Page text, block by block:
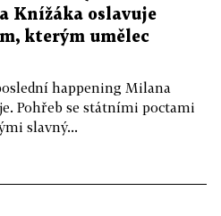
Knížáka oslavuje
kterým umělec
happening Milana
Pohřeb se státními poctami
slavný...